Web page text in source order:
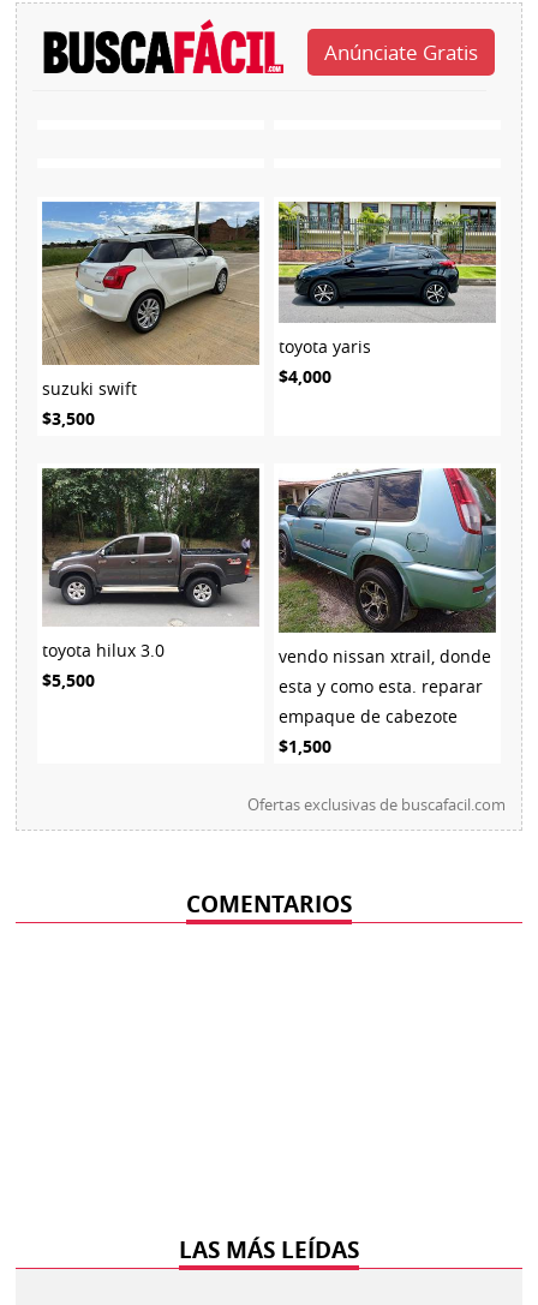
suzuki swift
$3,500
toyota yaris
$4,000
toyota hilux 3.0
$5,500
vendo nissan xtrail, donde
esta y como esta. reparar
empaque de cabezote
$1,500
Ofertas exclusivas de buscafacil.com
COMENTARIOS
LAS MÁS LEÍDAS